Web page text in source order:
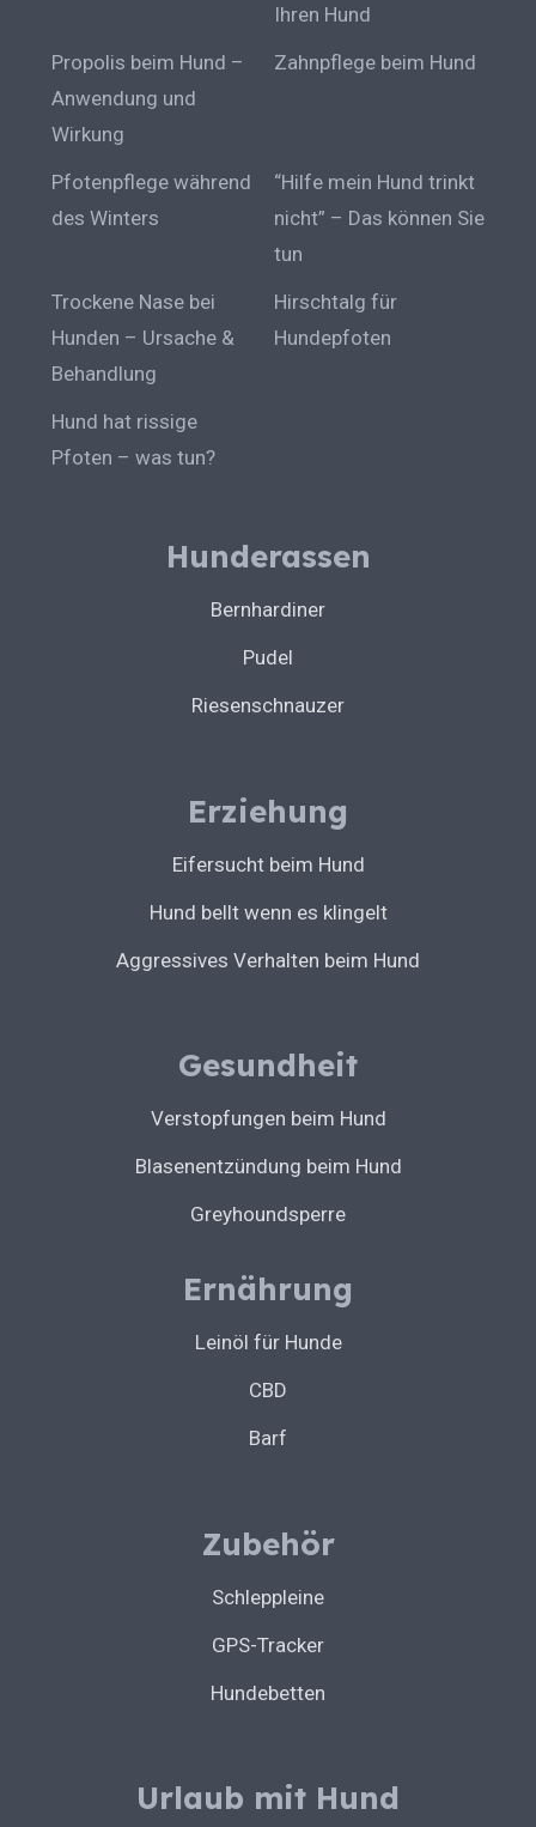
Ihren Hund
Propolis beim Hund –
Anwendung und
Wirkung
Zahnpflege beim Hund
Pfotenpflege während
des Winters
“Hilfe mein Hund trinkt
nicht” – Das können Sie
tun
Trockene Nase bei
Hunden – Ursache &
Behandlung
Hirschtalg für
Hundepfoten
Hund hat rissige
Pfoten – was tun?
Hunderassen
Bernhardiner
Pudel
Riesenschnauzer
Erziehung
Eifersucht beim Hund
Hund bellt wenn es klingelt
Aggressives Verhalten beim Hund
Gesundheit
Verstopfungen beim Hund
Blasenentzündung beim Hund
Greyhoundsperre
Ernährung
Leinöl für Hunde
CBD
Barf
Zubehör
Schleppleine
GPS-Tracker
Hundebetten
Urlaub mit Hund